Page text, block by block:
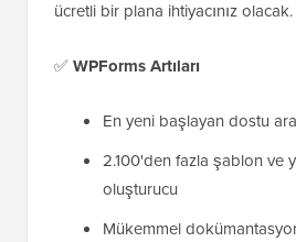
ücretli bir plana ihtiyacınız olacak.
✅WPForms Artıları
En yeni başlayan dostu
2.100'den fazla şablon ve
oluşturucu
Mükemmel